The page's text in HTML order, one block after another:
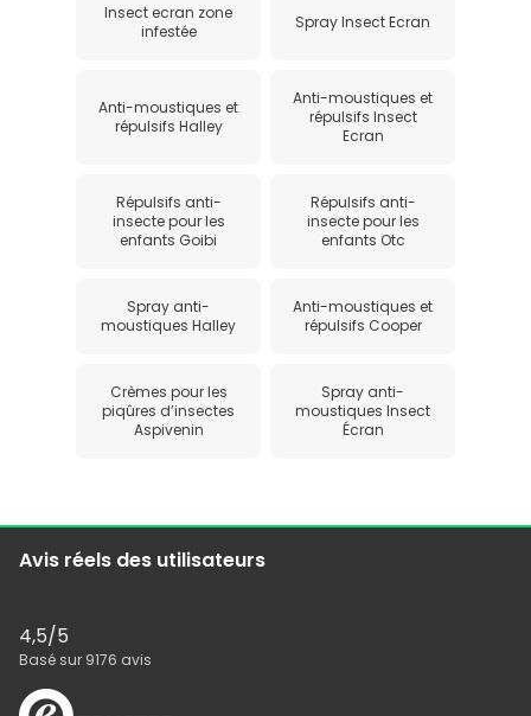
Insect ecran zone
infestée
Spray Insect Ecran
Anti-moustiques et
répulsifs Halley
Anti-moustiques et
répulsifs Insect
Ecran
Répulsifs anti-
insecte pour les
enfants Goibi
Répulsifs anti-
insecte pour les
enfants Otc
Spray anti-
moustiques Halley
Anti-moustiques et
répulsifs Cooper
Crèmes pour les
piqûres d’insectes
Aspivenin
Spray anti-
moustiques Insect
Écran
Avis réels des utilisateurs
4,5/5
Basé sur 9176 avis